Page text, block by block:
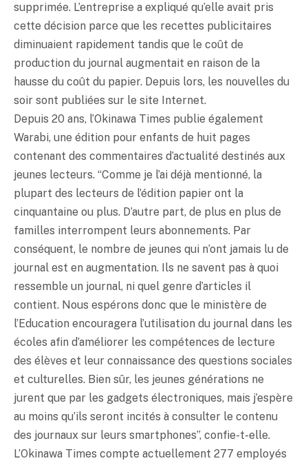
supprimée. L’entreprise a expliqué qu’elle avait pris
cette décision parce que les recettes publicitaires
diminuaient rapidement tandis que le coût de
production du journal augmentait en raison de la
hausse du coût du papier. Depuis lors, les nouvelles du
soir sont publiées sur le site Internet.
Depuis 20 ans, l’Okinawa Times publie également
Warabi, une édition pour enfants de huit pages
contenant des commentaires d’actualité destinés aux
jeunes lecteurs. “Comme je l’ai déjà mentionné, la
plupart des lecteurs de l’édition papier ont la
cinquantaine ou plus. D’autre part, de plus en plus de
familles interrompent leurs abonnements. Par
conséquent, le nombre de jeunes qui n’ont jamais lu de
journal est en augmentation. Ils ne savent pas à quoi
ressemble un journal, ni quel genre d’articles il
contient. Nous espérons donc que le ministère de
l’Education encouragera l’utilisation du journal dans les
écoles afin d’améliorer les compétences de lecture
des élèves et leur connaissance des questions sociales
et culturelles. Bien sûr, les jeunes générations ne
jurent que par les gadgets électroniques, mais j’espère
au moins qu’ils seront incités à consulter le contenu
des journaux sur leurs smartphones”, confie-t-elle.
L’Okinawa Times compte actuellement 277 employés